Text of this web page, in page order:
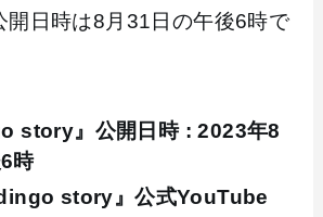
開日時は8月31日の午後6時で
story』公開日時 : 2023年8
時
story』公式YouTube